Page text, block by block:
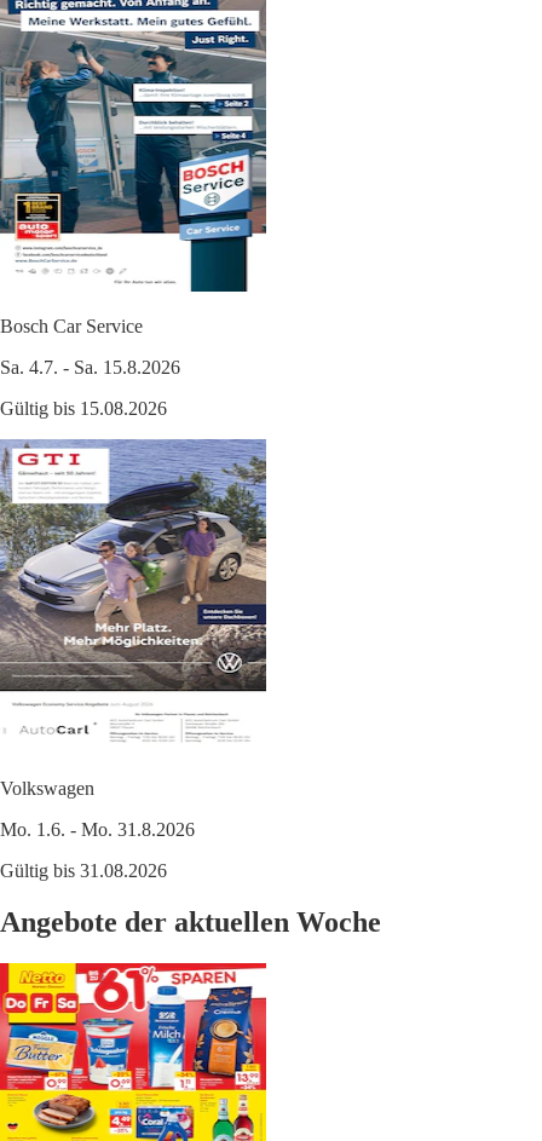
Bosch Car Service
Sa. 4.7. - Sa. 15.8.2026
Gültig bis 15.08.2026
Volkswagen
Mo. 1.6. - Mo. 31.8.2026
Gültig bis 31.08.2026
Angebote der aktuellen Woche